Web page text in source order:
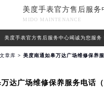
美度手表官方售后服务
MIDO MAINTENANCE
美度手表官方售后服务中心竭诚为您服务
文章库 > 美度南通如皋万达广场维修保养
达广场维修保养服务电话